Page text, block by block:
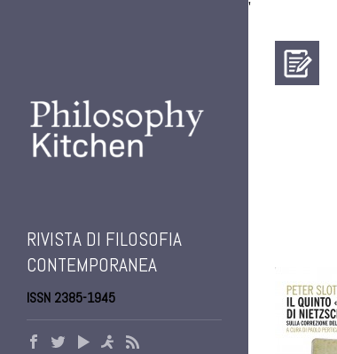
'
RIVISTA DI FILOSOFIA
CONTEMPORANEA
ISSN 2385-1945